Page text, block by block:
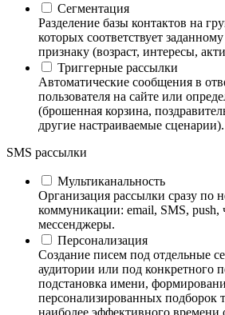
Сегментация
Разделение базы контактов на
которых соответствует
признаку (возраст, интересы,
Триггерные рассылки
Автоматические сообщения в
пользователя на сайте или
(брошенная корзина,
другие настраиваемые сценарии).
SMS рассылки
Мультиканальность
Организация рассылки сразу по
коммуникации: email, SMS, push,
мессенджеры.
Персонализация
Создание писем под отдельные
аудитории или под конкретного
подстановка имени,
персонализированных подборок
наиболее эффективного времени